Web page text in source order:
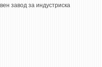
завод за индустриска